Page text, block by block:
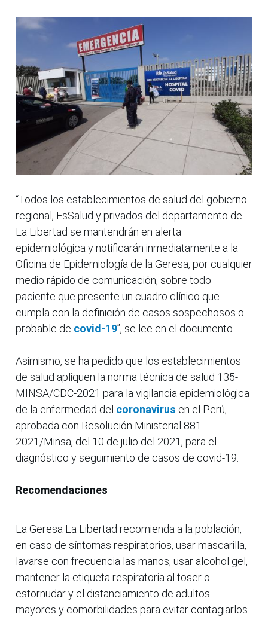
“Todos los establecimientos de salud del gobierno
regional, EsSalud y privados del departamento de
La Libertad se mantendrán en alerta
epidemiológica y notificarán inmediatamente a la
Oficina de Epidemiología de la Geresa, por cualquier
medio rápido de comunicación, sobre todo
paciente que presente un cuadro clínico que
cumpla con la definición de casos sospechosos o
probable de covid-19”, se lee en el documento.
Asimismo, se ha pedido que los establecimientos
de salud apliquen la norma técnica de salud 135-
MINSA/CDC-2021 para la vigilancia epidemiológica
de la enfermedad del coronavirus en el Perú,
aprobada con Resolución Ministerial 881-
2021/Minsa, del 10 de julio del 2021, para el
diagnóstico y seguimiento de casos de covid-19.
Recomendaciones
La Geresa La Libertad recomienda a la población,
en caso de síntomas respiratorios, usar mascarilla,
lavarse con frecuencia las manos, usar alcohol gel,
mantener la etiqueta respiratoria al toser o
estornudar y el distanciamiento de adultos
mayores y comorbilidades para evitar contagiarlos.